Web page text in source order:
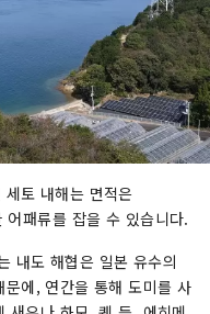
토 내해는 면적은
패류를 잡을 수 있습니다.
내도 해협은 일본 유수의
에, 연간을 통해 도미를 사